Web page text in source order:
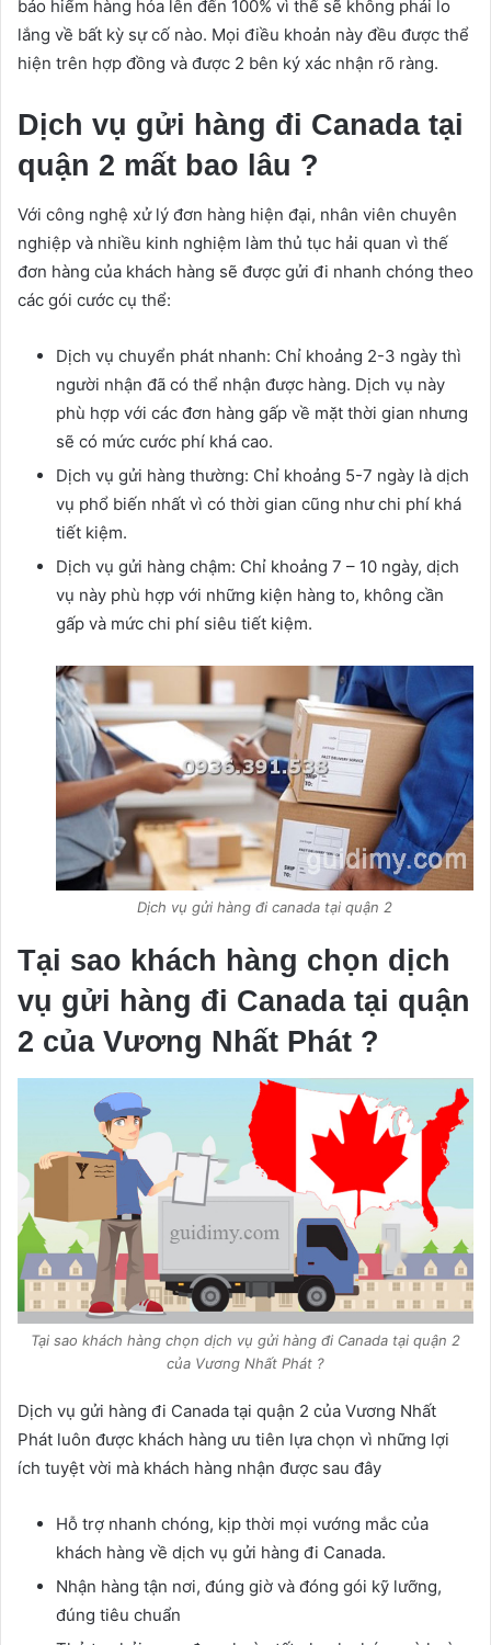
bảo hiểm hàng hóa lên đến 100% vì thế sẽ không phải lo
lắng về bất kỳ sự cố nào. Mọi điều khoản này đều được thể
hiện trên hợp đồng và được 2 bên ký xác nhận rõ ràng.
Dịch vụ gửi hàng đi Canada tại
quận 2 mất bao lâu ?
Với công nghệ xử lý đơn hàng hiện đại, nhân viên chuyên
nghiệp và nhiều kinh nghiệm làm thủ tục hải quan vì thế
đơn hàng của khách hàng sẽ được gửi đi nhanh chóng theo
các gói cước cụ thể:
Dịch vụ chuyển phát nhanh: Chỉ khoảng 2-3 ngày thì
người nhận đã có thể nhận được hàng. Dịch vụ này
phù hợp với các đơn hàng gấp về mặt thời gian nhưng
sẽ có mức cước phí khá cao.
Dịch vụ gửi hàng thường: Chỉ khoảng 5-7 ngày là dịch
vụ phổ biến nhất vì có thời gian cũng như chi phí khá
tiết kiệm.
Dịch vụ gửi hàng chậm: Chỉ khoảng 7 – 10 ngày, dịch
vụ này phù hợp với những kiện hàng to, không cần
gấp và mức chi phí siêu tiết kiệm.
Dịch vụ gửi hàng đi canada tại quận 2
Tại sao khách hàng chọn dịch
vụ gửi hàng đi Canada tại quận
2 của Vương Nhất Phát ?
Tại sao khách hàng chọn dịch vụ gửi hàng đi Canada tại quận 2
của Vương Nhất Phát ?
Dịch vụ gửi hàng đi Canada tại quận 2 của Vương Nhất
Phát luôn được khách hàng ưu tiên lựa chọn vì những lợi
ích tuyệt vời mà khách hàng nhận được sau đây
Hỗ trợ nhanh chóng, kịp thời mọi vướng mắc của
khách hàng về dịch vụ gửi hàng đi Canada.
Nhận hàng tận nơi, đúng giờ và đóng gói kỹ lưỡng,
đúng tiêu chuẩn